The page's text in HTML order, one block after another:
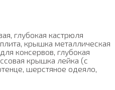
глубокая кастрюля
крышка металлическая
консервов, глубокая
крышка лейка (с
шерстяное одеяло,